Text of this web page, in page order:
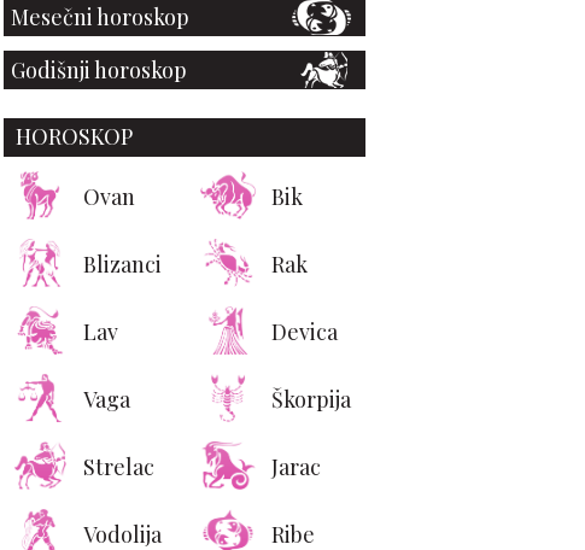
Shutterstock
Mesečni horoskop
Godišnji horoskop
HOROSKOP
Ovan Bik
Blizanci Rak
Lav Devica
Vaga Škorpija
Strelac Jarac
Vodolija Ribe